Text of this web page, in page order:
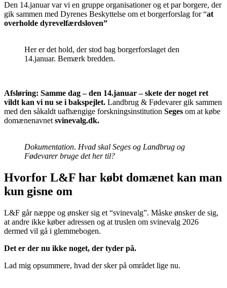
Den 14.januar var vi en gruppe organisationer og et par borgere, der
gik sammen med Dyrenes Beskyttelse om et borgerforslag for “at
overholde dyrevelfærdsloven”
Her er det hold, der stod bag borgerforslaget den
14.januar. Bemærk bredden.
Afsløring: Samme dag – den 14.januar – skete der noget ret
vildt kan vi nu se i bakspejlet. Landbrug & Fødevarer gik sammen
med den såkaldt uafhængige forskningsinstitution Seges om at købe
domænenavnetsvinevalg.dk.
Dokumentation. Hvad skal Seges og Landbrug og
Fødevarer bruge det her til?
Hvorfor L&F har købt domænet kan man
kun gisne om
L&F går næppe og ønsker sig et “svinevalg”. Måske ønsker de sig,
at andre ikke køber adressen og at truslen om svinevalg 2026
dermed vil gå i glemmebogen.
Det er der nu ikke noget, der tyder på.
Lad mig opsummere, hvad der sker på området lige nu.